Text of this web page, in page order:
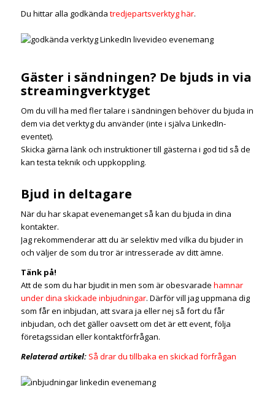
Du hittar alla godkända tredjepartsverktyg här.
Gäster i sändningen? De bjuds in via
streamingverktyget
Om du vill ha med fler talare i sändningen behöver du bjuda in
dem via det verktyg du använder (inte i själva LinkedIn-
eventet).
Skicka gärna länk och instruktioner till gästerna i god tid så de
kan testa teknik och uppkoppling.
Bjud in deltagare
När du har skapat evenemanget så kan du bjuda in dina
kontakter.
Jag rekommenderar att du är selektiv med vilka du bjuder in
och väljer de som du tror är intresserade av ditt ämne.
Tänk på!
Att de som du har bjudit in men som är obesvarade hamnar
under dina skickade inbjudningar. Därför vill jag uppmana dig
som får en inbjudan, att svara ja eller nej så fort du får
inbjudan, och det gäller oavsett om det är ett event, följa
företagssidan eller kontaktförfrågan.
Relaterad artikel: Så drar du tillbaka en skickad förfrågan